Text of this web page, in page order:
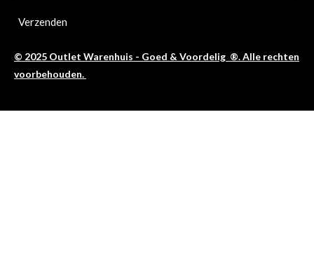
Verzenden
© 2025 Outlet Warenhuis - Goed & Voordelig ®. Alle rechten
voorbehouden.